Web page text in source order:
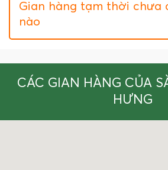
Gian hàng tạm thời chưa
nào
CÁC GIAN HÀNG CỦA
HƯNG